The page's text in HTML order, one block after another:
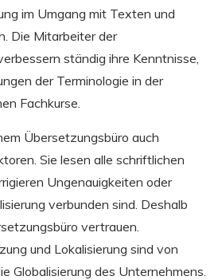
im Umgang mit Texten und
Die Mitarbeiter der
ständig ihre Kenntnisse,
der Terminologie in der
Fachkurse.
Übersetzungsbüro auch
Sie lesen alle schriftlichen
Ungenauigkeiten oder
verbunden sind. Deshalb
vertrauen.
und Lokalisierung sind von
Globalisierung des Unternehmens.